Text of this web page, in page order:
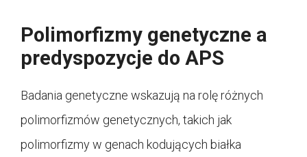
Polimorfizmy genetyczne a
predyspozycje do APS
Badania genetyczne wskazują na rolę różnych
polimorfizmów genetycznych, takich jak
polimorfizmy w genach kodujących białka